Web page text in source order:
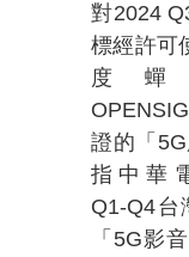
對2024
標經許可
度
證的「 5G
指中華
Q1-Q4台
「 5G影